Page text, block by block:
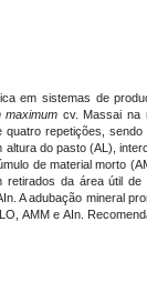
em sistemas de
maximum cv. Massai na
repetições,
do pasto (AL),
de material morto
da área útil
A adubação mineral
AMM e AIn.